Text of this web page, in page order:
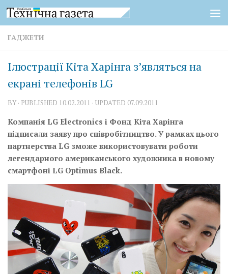
Skip to content
ГАДЖЕТИ
Ілюстрації Кіта Харінга з’являться на
екрані телефонів LG
BY · PUBLISHED 10.02.2011 · UPDATED 07.09.2011
Компанія LG Electronics і Фонд Кіта Харінга
підписали заяву про співробітництво. У рамках цього
партнерства LG зможе використовувати роботи
легендарного американського художника в новому
смартфоні LG Optimus Black.